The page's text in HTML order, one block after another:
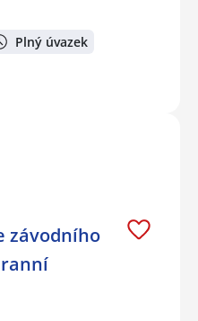
Plný úvazek
závodního